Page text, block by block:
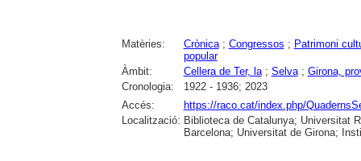
Matèries: Crònica; Congressos ; Patrimoni
popular
Àmbit:
Cellera de Ter, la; Selva; Girona,
Cronologia:
1922 - 1936; 2023
Accés:
https://raco.cat/index.php/
Localització: Biblioteca de Catalunya; Universitat
Barcelona; Universitat de Girona;